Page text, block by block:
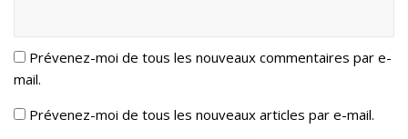
Prévenez-moi de tous les nouveaux commentaires par e-
mail.
Prévenez-moi de tous les nouveaux articles par e-mail.